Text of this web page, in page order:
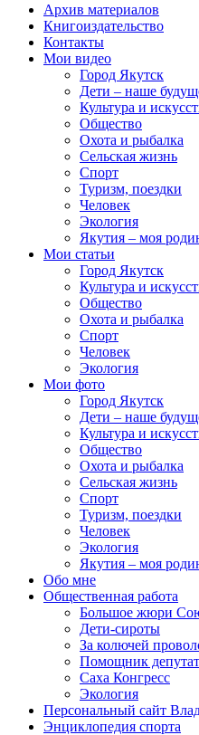
Архив материалов
Книгоиздательство
Контакты
Мои видео
Город Якутск
Дети – наше
Культура и
Общество
Охота и рыбалка
Сельская жизнь
Спорт
Туризм, поездки
Человек
Экология
Якутия – моя
Мои статьи
Город Якутск
Культура и
Общество
Охота и рыбалка
Спорт
Человек
Экология
Мои фото
Город Якутск
Дети – наше
Культура и
Общество
Охота и рыбалка
Сельская жизнь
Спорт
Туризм, поездки
Человек
Экология
Якутия – моя
Обо мне
Общественная работа
Большое жюри
Дети-сироты
За колючей
Помощник
Саха Конгресс
Экология
Персональный сайт
Энциклопедия спорта